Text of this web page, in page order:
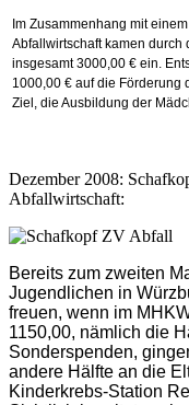
Im Zusammenhang mit
Abfallwirtschaft kamen
insgesamt 3000,00 € ein.
1000,00 € auf die Förderung
Ziel, die Ausbildung der
Dezember 2008:
Abfallwirtschaft:
Bereits zum zweiten
Jugendlichen in
freuen, wenn im
1150,00, nämlich die
Sonderspenden,
andere Hälfte an die
Kinderkrebs-Station